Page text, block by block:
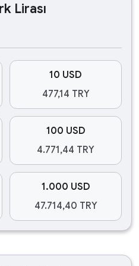
Lirası
10 USD
477,14 TRY
100 USD
4.771,44 TRY
1.000 USD
47.714,40 TRY